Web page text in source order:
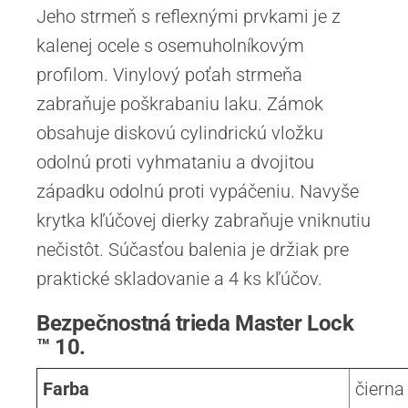
Jeho strmeň s reflexnými prvkami je z
kalenej ocele s osemuholníkovým
profilom. Vinylový poťah strmeňa
zabraňuje poškrabaniu laku. Zámok
obsahuje diskovú cylindrickú vložku
odolnú proti vyhmataniu a dvojitou
západku odolnú proti vypáčeniu. Navyše
krytka kľúčovej dierky zabraňuje vniknutiu
nečistôt. Súčasťou balenia je držiak pre
praktické skladovanie a 4 ks kľúčov.
Bezpečnostná trieda Master Lock
™ 10.
Farba